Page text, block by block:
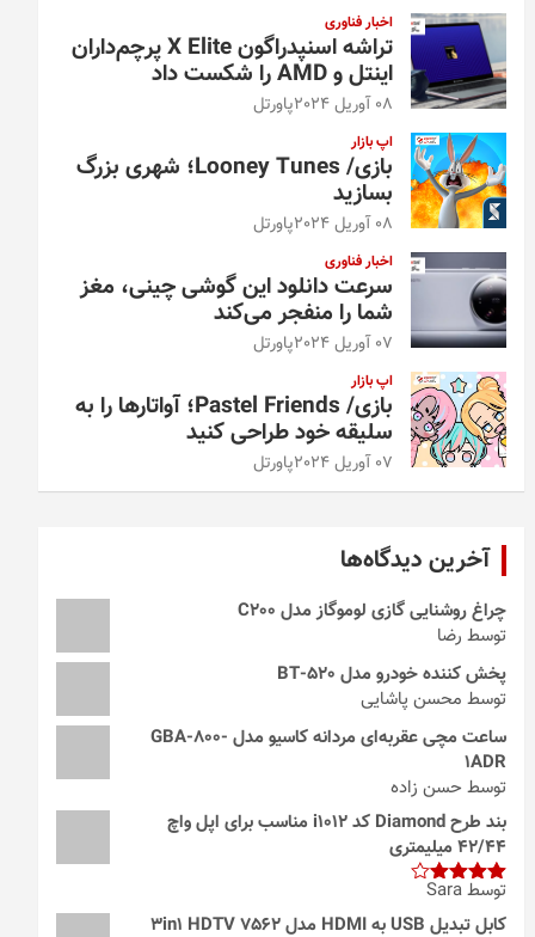
اخبار فناوری
تراشه اسنپدراگون X Elite پرچم‌داران
اینتل و AMD را شکست داد
08 آوریل 2024 پاورتل
اپ بازار
بازی/ Looney Tunes؛ شهری بزرگ
بسازید
08 آوریل 2024 پاورتل
اخبار فناوری
سرعت دانلود این گوشی چینی، مغز
شما را منفجر می‌کند
07 آوریل 2024 پاورتل
اپ بازار
بازی/ Pastel Friends؛ آواتارها را به
سلیقه خود طراحی کنید
07 آوریل 2024 پاورتل
آخرین دیدگاه‌ها
چراغ روشنایی گازی لوموگاز مدل C200
توسط رضا
پخش کننده خودرو مدل 520-BT
توسط محسن پاشایی
ساعت مچی عقربه‌ای مردانه کاسیو مدل GBA-800-
1ADR
توسط حسن زاده
بند طرح Diamond کد i1012 مناسب برای اپل واچ
42/44 میلیمتری
امتیاز4
از 5
توسط Sara
کابل تبدیل USB به HDMI مدل 3in1 HDTV 7562